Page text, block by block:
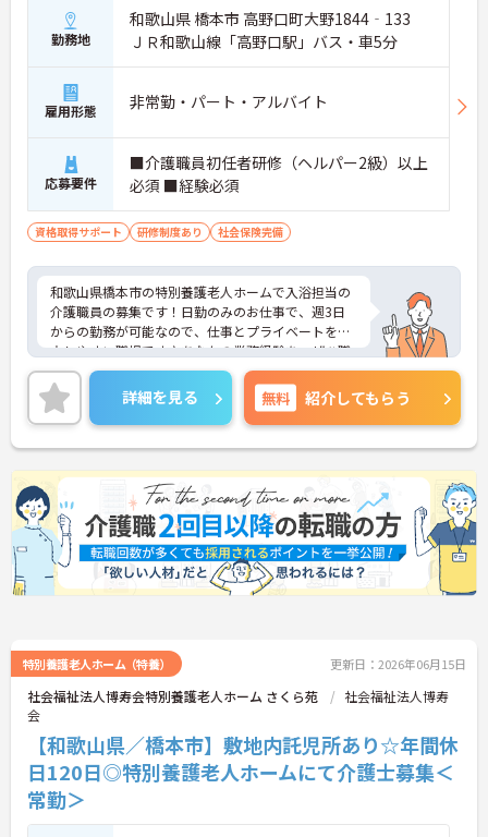
勤務地
和歌山県 橋本市 高野口町大野1844‐133
ＪＲ和歌山線「高野口駅」バス・車5分
雇用形態 非常勤・パート・アルバイト
応募要件
■介護職員初任者研修（ヘルパー2級）以上
必須 ■経験必須
資格取得サポート 研修制度あり 社会保険完備
和歌山県橋本市の特別養護老人ホームで入浴担当の
介護職員の募集です！日勤のみのお仕事で、週3日
からの勤務が可能なので、仕事とプライベートを両
立しやすい職場です♪あなたの業務経験を、ぜひ職
場で活かしてみませんか？ご興味のある方は、面接
ポイントをお伝えしますので、お気軽にご連絡くだ
さい。
詳細を見る 無料 紹介してもらう
特別養護老人ホーム（特養） 更新日：2026年06月15日
社会福祉法人博寿会特別養護老人ホーム さくら苑
社会福祉法人博寿
会
【和歌山県／橋本市】敷地内託児所あり☆年間休
日120日◎特別養護老人ホームにて介護士募集＜
常勤＞